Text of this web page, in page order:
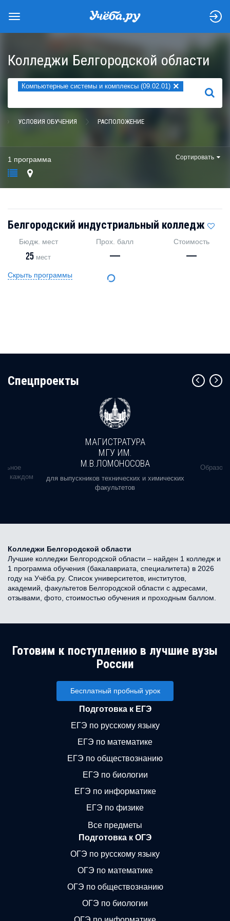
Колледжи Белгородской области
Компьютерные системы и комплексы (09.02.01) ×
НАЙТИ
УСЛОВИЯ ОБУЧЕНИЯ РАСПОЛОЖЕНИЕ
1 программа Сортировать
Белгородский индустриальный колледж
Бюдж. мест
25 мест
Прох. балл
—
Стоимость
—
Скрыть программы
Cпецпроекты
в каждом
МАГИСТРАТУРА
МГУ ИМ.
М.В.ЛОМОНОСОВА
для выпускников технических и химических
факультетов
Колледжи Белгородской области
Лучшие колледжи Белгородской области – найден 1 колледж и
1 программа обучения (бакалавриата, специалитета) в 2026
году на Учёба.ру. Список университетов, институтов,
академий, факультетов Белгородской области с адресами,
отзывами, фото, стоимостью обучения и проходным баллом.
Готовим к поступлению в лучшие вузы
России
Бесплатный пробный урок
Подготовка к ЕГЭ
ЕГЭ по русскому языку
ЕГЭ по математике
ЕГЭ по обществознанию
ЕГЭ по биологии
ЕГЭ по информатике
ЕГЭ по физике
Все предметы
Подготовка к ОГЭ
ОГЭ по русскому языку
ОГЭ по математике
ОГЭ по обществознанию
ОГЭ по биологии